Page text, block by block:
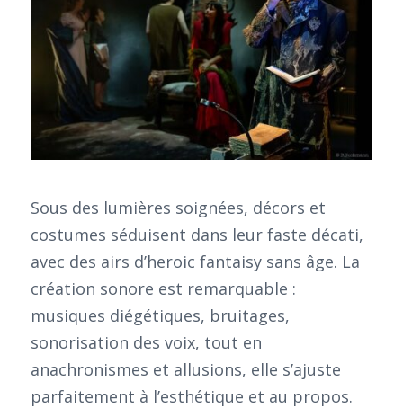
Sous des lumières soignées, décors et
costumes séduisent dans leur faste décati,
avec des airs d’heroic fantaisy sans âge. La
création sonore est remarquable :
musiques diégétiques, bruitages,
sonorisation des voix, tout en
anachronismes et allusions, elle s’ajuste
parfaitement à l’esthétique et au propos.